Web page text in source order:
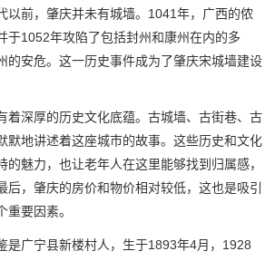
以前，肇庆并未有城墙。1041年，广西的侬
于1052年攻陷了包括封州和康州在内的多
的安危。这一历史事件成为了肇庆宋城墙建设
着深厚的历史文化底蕴。古城墙、古街巷、古
默地讲述着这座城市的故事。这些历史和文化
的魅力，也让老年人在这里能够找到归属感，
后，肇庆的房价和物价相对较低，这也是吸引
要因素。
是广宁县新楼村人，生于1893年4月，1928